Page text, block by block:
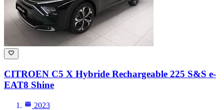
CITROEN C5 X Hybride Rechargeable 225 S&S e-
EAT8 Shine
2023